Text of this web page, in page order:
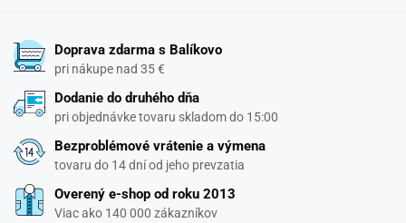
Doprava zdarma s Balíkovo
pri nákupe nad 35 €
Dodanie do druhého dňa
pri objednávke tovaru skladom do 15:00
Bezproblémové vrátenie a výmena
tovaru do 14 dní od jeho prevzatia
Overený e-shop od roku 2013
Viac ako 140 000 zákazníkov